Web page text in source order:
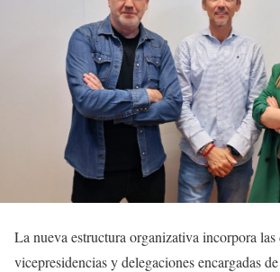
La nueva estructura organizativa incorpora las
vicepresidencias y delegaciones encargadas